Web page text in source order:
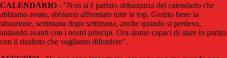
CALENDARIO - "Non si è parlato abbastanza del calendario che
abbiamo avuto, abbiamo affrontato tutte le top. Gestito bene la
situazione, settimana dopo settimana, anche quando si perdeva,
andando avanti con i nostri principi. Ora siamo capaci di stare in partita
con il risultato che vogliamo difendere".